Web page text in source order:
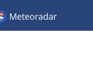
Meteoradar